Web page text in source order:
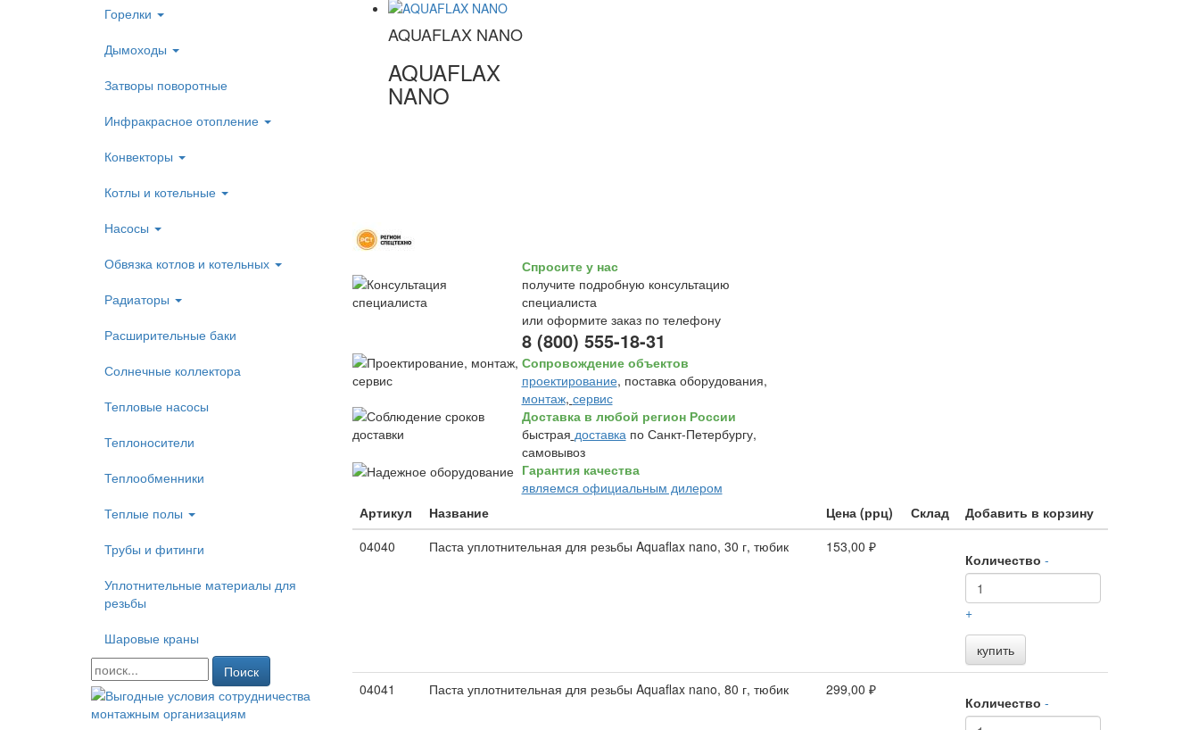
Горелки
Дымоходы
Затворы поворотные
Инфракрасное отопление
Конвекторы
Котлы и котельные
Насосы
Обвязка котлов и котельных
Радиаторы
Расширительные баки
Солнечные коллектора
Тепловые насосы
Теплоносители
Теплообменники
Теплые полы
Трубы и фитинги
Уплотнительные материалы для
резьбы
Шаровые краны
Поиск
AQUAFLAX NANO
AQUAFLAX
NANO
Спросите у нас
получите подробную консультацию
специалиста
или оформите заказ по телефону
8 (800) 555-18-31
Сопровождение объектов
проектирование, поставка оборудования,
монтаж, сервис
Доставка в любой регион России
быстрая доставкапо Санкт-Петербургу,
самовывоз
Гарантия качества
являемся официальным дилером
Артикул
Название Цена (ррц) Склад
Добавить в корзину
04040
Паста уплотнительная для резьбы Aquaflax nano, 30 г, тюбик 153,00 ₽
Количество -
+
купить
04041 Паста уплотнительная для резьбы Aquaflax nano, 80 г, тюбик 299,00 ₽
Количество -